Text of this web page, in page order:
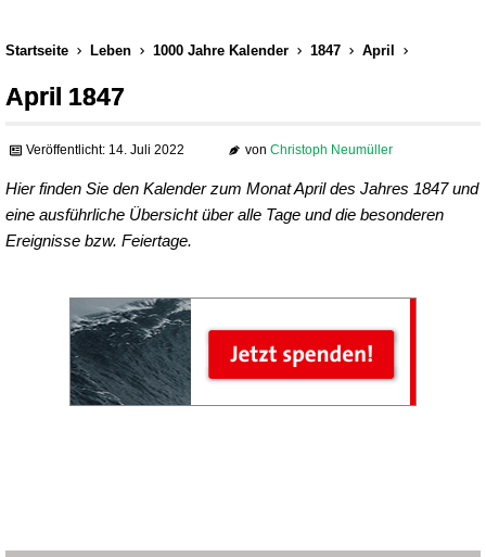
Startseite Leben 1000 Jahre Kalender 1847 April
April 1847
Veröffentlicht: 14. Juli 2022 von Christoph Neumüller
Hier finden Sie den Kalender zum Monat April des Jahres 1847 und
eine ausführliche Übersicht über alle Tage und die besonderen
Ereignisse bzw. Feiertage.